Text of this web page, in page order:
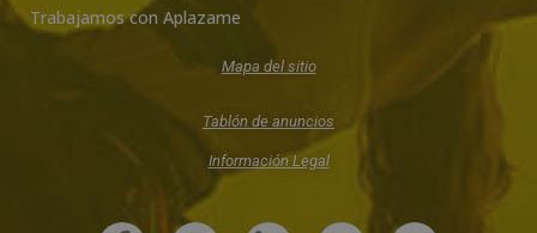
Trabajamos con Aplazame
Mapa del sitio
Tablón de anuncios
Información Legal